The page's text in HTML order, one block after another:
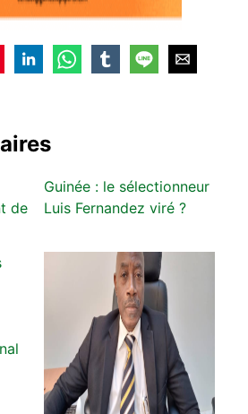
de
Guinée : le sélectionneur
Luis Fernandez viré ?